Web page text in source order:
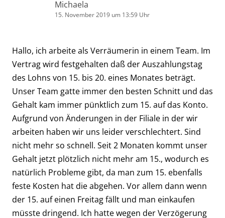
Michaela
15. November 2019 um 13:59 Uhr
Hallo, ich arbeite als Verräumerin in einem Team. Im
Vertrag wird festgehalten daß der Auszahlungstag
des Lohns von 15. bis 20. eines Monates beträgt.
Unser Team gatte immer den besten Schnitt und das
Gehalt kam immer pünktlich zum 15. auf das Konto.
Aufgrund von Änderungen in der Filiale in der wir
arbeiten haben wir uns leider verschlechtert. Sind
nicht mehr so schnell. Seit 2 Monaten kommt unser
Gehalt jetzt plötzlich nicht mehr am 15., wodurch es
natürlich Probleme gibt, da man zum 15. ebenfalls
feste Kosten hat die abgehen. Vor allem dann wenn
der 15. auf einen Freitag fällt und man einkaufen
müsste dringend. Ich hatte wegen der Verzögerung